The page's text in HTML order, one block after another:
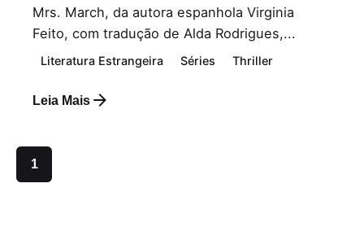
Mrs. March, da autora espanhola Virginia
Feito, com tradução de Alda Rodrigues,...
Literatura Estrangeira Séries Thriller
Leia Mais
1